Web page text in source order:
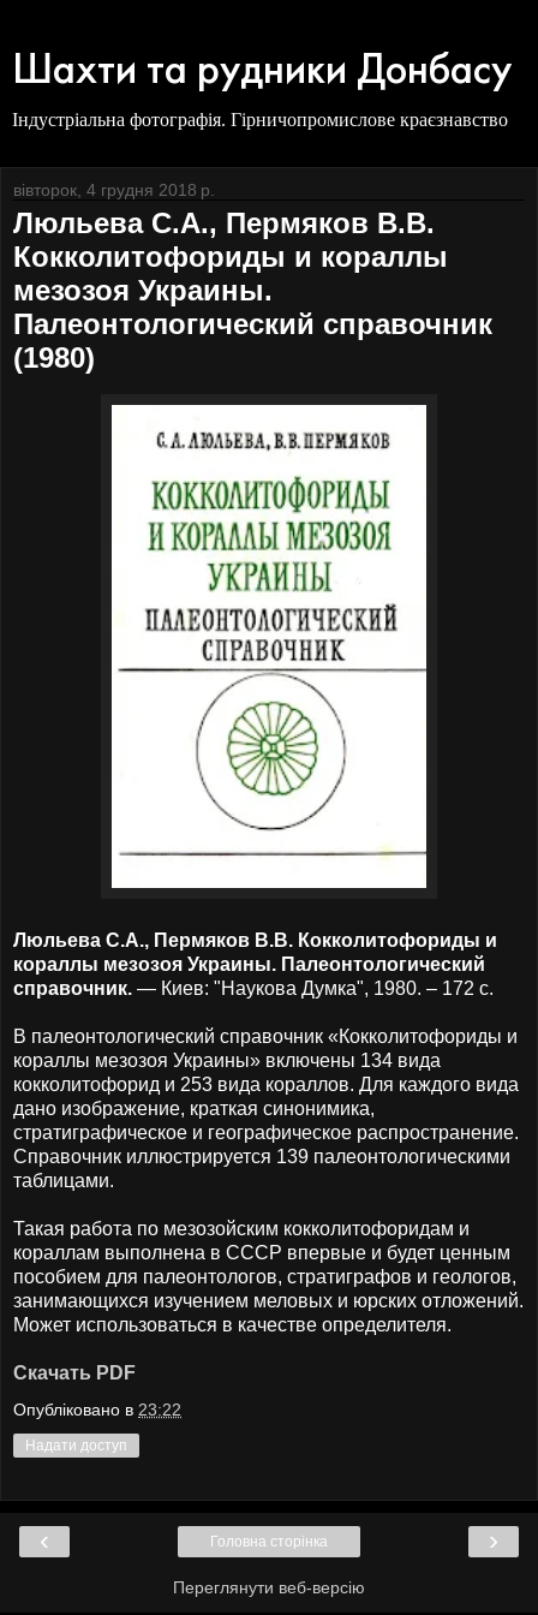
Шахти та рудники Донбасу
Індустріальна фотографія. Гірничопромислове краєзнавство
вівторок, 4 грудня 2018 р.
Люльева С.А., Пермяков В.В.
Кокколитофориды и кораллы
мезозоя Украины.
Палеонтологический справочник
(1980)
Люльева С.А., Пермяков В.В. Кокколитофориды и
кораллы мезозоя Украины. Палеонтологический
справочник. — Киев: "Наукова Думка", 1980. – 172 с.
В палеонтологический справочник «Кокколитофориды и
кораллы мезозоя Украины» включены 134 вида
кокколитофорид и 253 вида кораллов. Для каждого вида
дано изображение, краткая синонимика,
стратиграфическое и географическое распространение.
Справочник иллюстрируется 139 палеонтологическими
таблицами.
Такая работа по мезозойским кокколитофоридам и
кораллам выполнена в СССР впервые и будет ценным
пособием для палеонтологов, стратиграфов и геологов,
занимающихся изучением меловых и юрских отложений.
Может использоваться в качестве определителя.
Скачать PDF
Опубліковано в 23:22
Надати доступ
‹ ›
Головна сторінка
Переглянути веб-версію